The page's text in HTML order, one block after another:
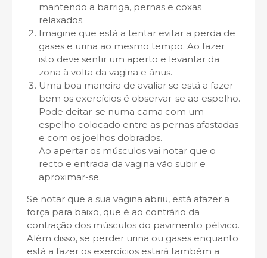
mantendo a barriga, pernas e coxas
relaxados.
Imagine que está a tentar evitar a perda de
gases e urina ao mesmo tempo. Ao fazer
isto deve sentir um aperto e levantar da
zona à volta da vagina e ânus.
Uma boa maneira de avaliar se está a fazer
bem os exercícios é observar-se ao espelho.
Pode deitar-se numa cama com um
espelho colocado entre as pernas afastadas
e com os joelhos dobrados.
Ao apertar os músculos vai notar que o
recto e entrada da vagina vão subir e
aproximar-se.
Se notar que a sua vagina abriu, está afazer a
força para baixo, que é ao contrário da
contração dos músculos do pavimento pélvico.
Além disso, se perder urina ou gases enquanto
está a fazer os exercícios estará também a